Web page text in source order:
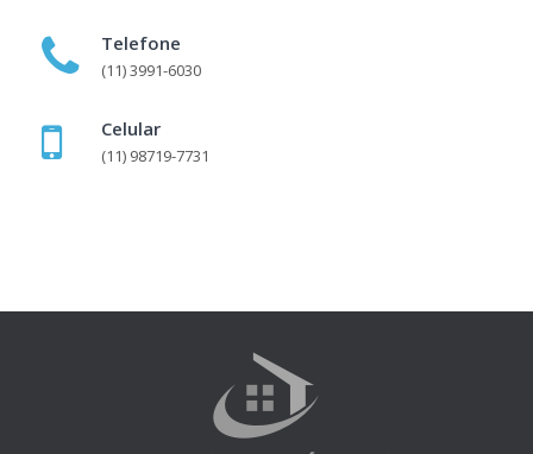
Telefone
(11) 3991-6030
Celular
(11) 98719-7731